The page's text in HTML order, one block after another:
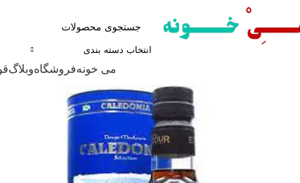
انتخاب دسته بندی
می خونهفروشگاهوبلاگ